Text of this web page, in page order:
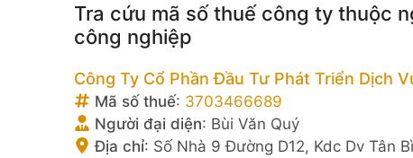
Tra cứu mã số thuế công ty thuộc
công nghiệp
Công Ty Cổ Phần Đầu Tư Phát Triển Dịch
Mã số thuế: 3703466689
Người đại diện: Bùi Văn Quý
Địa chỉ: Số Nhà 9 Đường D12, Kdc Dv Tân